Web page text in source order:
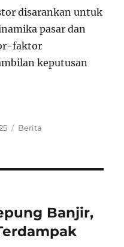
disarankan untuk
pasar dan
faktor
keputusan
Categories
Berita
Banjir,